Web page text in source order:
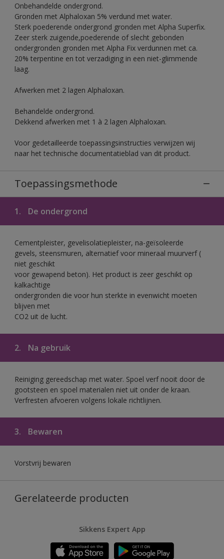
Onbehandelde ondergrond.
Gronden met Alphaloxan 5% verdund met water.
Sterk poederende ondergrond gronden met Alpha Superfix.
Zeer sterk zuigende,poederende of slecht gebonden
ondergronden gronden met Alpha Fix verdunnen met ca.
20% terpentine en tot verzadiging in een niet-glimmende
laag.
Afwerken met 2 lagen Alphaloxan.
Behandelde ondergrond.
Dekkend afwerken met 1 à 2 lagen Alphaloxan.
Voor gedetailleerde toepassingsinstructies verwijzen wij
naar het technische documentatieblad van dit product.
Toepassingsmethode
1. De ondergrond
Cementpleister, gevelisolatiepleister, na-geïsoleerde
gevels, steensmuren, alternatief voor mineraal muurverf (
niet geschikt
voor gewapend beton). Het product is zeer geschikt op
kalkachtige
ondergronden die voor hun sterkte in evenwicht moeten
blijven met
CO2 uit de lucht.
2. Na gebruik
Reiniging gereedschap met water. Spoel verf nooit door de
gootsteen en spoel materialen niet uit onder de kraan.
Verfresten afvoeren volgens lokale richtlijnen.
3. Bewaren
Vorstvrij bewaren
Gerelateerde producten
Sikkens Expert App